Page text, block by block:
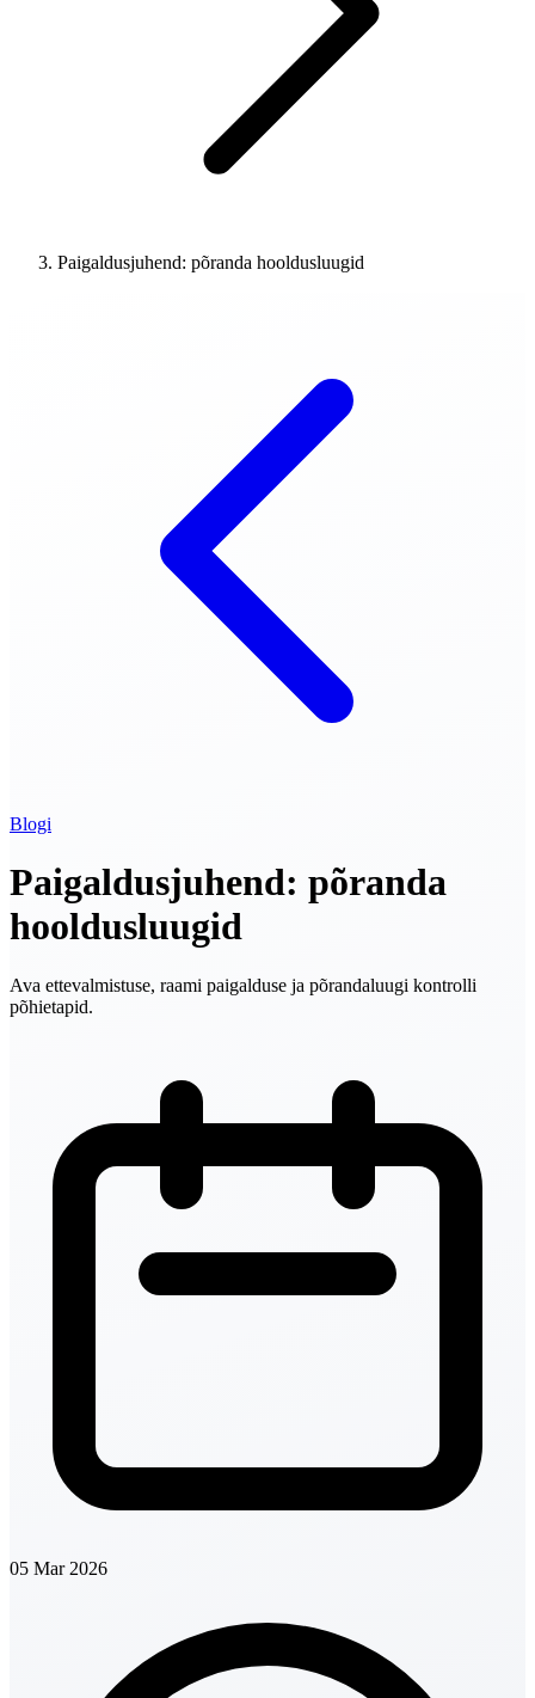
Paigaldusjuhend: põranda hooldusluugid
Blogi
Paigaldusjuhend: põranda
hooldusluugid
Ava ettevalmistuse, raami paigalduse ja põrandaluugi kontrolli
põhietapid.
05 Mar 2026